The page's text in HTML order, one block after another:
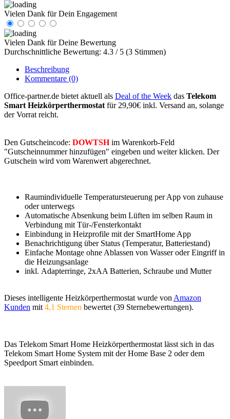
Vielen Dank für Dein Engagement
Vielen Dank für Deine Bewertung
Durchschnittliche Bewertung: 4.3 / 5 (3 Stimmen)
Beschreibung
Kommentare (0)
Office-partner.de bietet aktuell als Deal of the Week das Telekom
Smart Heizkörperthermostat für 29,90€ inkl. Versand an, solange
der Vorrat reicht.
Den Gutscheincode: DOWTSHim Warenkorb-Feld
"Gutscheinnummer hinzufügen" eingeben und weiter klicken. Der
Gutschein wird vom Warenwert abgerechnet.
Raumindividuelle Temperatursteuerung per App von zuhause
oder unterwegs
Automatische Absenkung beim Lüften im selben Raum in
Verbindung mit Tür-/Fensterkontakt
Einbindung in Heizprofile mit der SmartHome App
Benachrichtigung über Status (Temperatur, Batteriestand)
Einfache Montage ohne Ablassen von Wasser oder Eingriff in
die Heizungsanlage
inkl. Adapterringe, 2xAA Batterien, Schraube und Mutter
Dieses intelligente Heizkörperthermostat wurde von Amazon
Kunden mit 4,1 Sternen bewertet (39 Sternebewertungen).
Das Telekom Smart Home Heizkörperthermostat lässt sich in das
Telekom Smart Home System mit der Home Base 2 oder dem
Speedport Smart einbinden.